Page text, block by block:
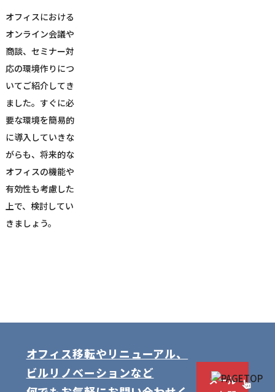
オフィスにおける
オンライン会議や
商談、セミナー対
応の環境作りにつ
いてご紹介してき
ました。すぐに必
要な環境を簡易的
に導入していきな
がらも、将来的な
オフィスの機能や
有効性も考慮した
上で、検討してい
きましょう。
オフィス移転やリニューアル、
ビルリノベーションなど
メール